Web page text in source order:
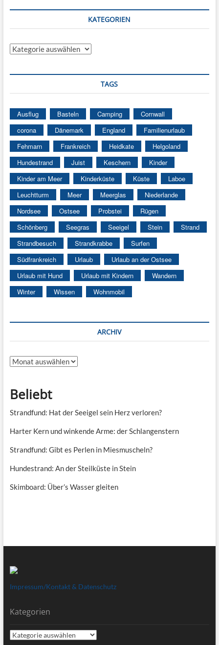
KATEGORIEN
Kategorien
TAGS
Ausflug Basteln Camping
Cornwall
corona
Dänemark England
Familienurlaub
Fehmarn
Frankreich Heidkate
Helgoland
Hundestrand
Juist Keschern
Kinder
Kinder am Meer
Kinderküste Küste
Laboe
Leuchtturm
Meer Meerglas
Niederlande
Nordsee
Ostsee Probstei
Rügen
Schönberg
Seegras Seeigel Stein
Strand
Strandbesuch
Strandkrabbe
Surfen
Südfrankreich
Urlaub
Urlaub an der Ostsee
Urlaub mit Hund
Urlaub mit Kindern
Wandern
Winter
Wissen Wohnmobil
ARCHIV
Archiv
Beliebt
Strandfund: Hat der Seeigel sein Herz verloren?
Harter Kern und winkende Arme: der Schlangenstern
Strandfund: Gibt es Perlen in Miesmuscheln?
Hundestrand: An der Steilküste in Stein
Skimboard: Über’s Wasser gleiten
Impressum/Kontakt & Datenschutz
Kategorien
Kategorien